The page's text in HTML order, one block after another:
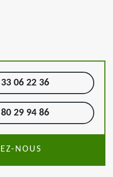
06 22 36
29 94 86
NOUS